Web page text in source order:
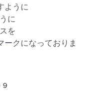
ように
に
を
クになっておりま